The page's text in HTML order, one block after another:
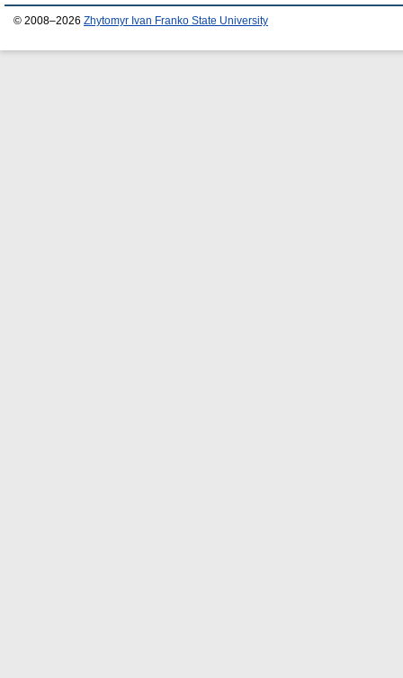
© 2008–2026 Zhytomyr Ivan Franko State University